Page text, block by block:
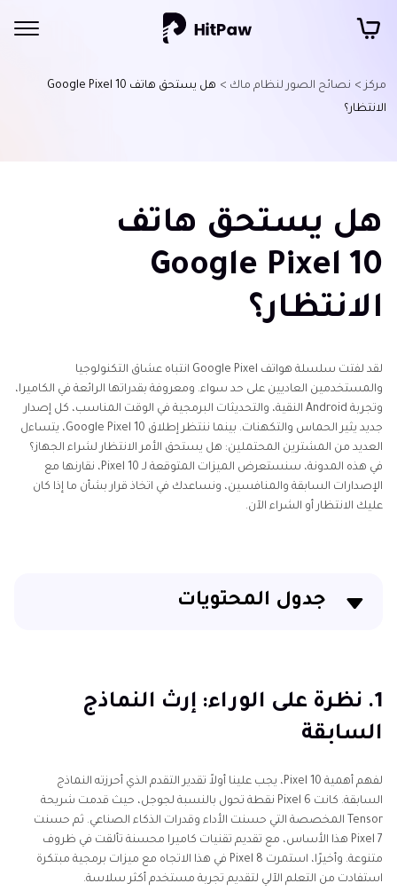
مركز > نصائح الصور لنظام ماك >
هل يستحق هاتف Google Pixel 10
الانتظار؟
هل يستحق هاتف
Google Pixel 10
الانتظار؟
لقد لفتت سلسلة هواتف Google Pixel انتباه عشاق التكنولوجيا
والمستخدمين العاديين على حد سواء. ومعروفة بقدراتها الرائعة في الكاميرا،
وتجربة Android النقية، والتحديثات البرمجية في الوقت المناسب، كل إصدار
جديد يثير الحماس والتكهنات. بينما ننتظر إطلاق Google Pixel 10، يتساءل
العديد من المشترين المحتملين: هل يستحق الأمر الانتظار لشراء الجهاز؟
في هذه المدونة، سنستعرض الميزات المتوقعة لـ Pixel 10، نقارنها مع
الإصدارات السابقة والمنافسين، ونساعدك في اتخاذ قرار بشأن ما إذا كان
عليك الانتظار أو الشراء الآن.
جدول المحتويات
3. التنافس في سوق مزدحم
4. استراتيجية التسعير والقيمة
5. ميزة البرمجيات
6. الميزات المتوقعة وتكهنات المستخدمين
1. نظرة على الوراء: إرث النماذج
السابقة
لفهم أهمية Pixel 10، يجب علينا أولاً تقدير التقدم الذي أحرزته النماذج
السابقة. كانت Pixel 6 نقطة تحول بالنسبة لجوجل، حيث قدمت شريحة
Tensor المخصصة التي حسنت الأداء وقدرات الذكاء الصناعي. ثم حسنت
Pixel 7 هذا الأساس، مع تقديم تقنيات كاميرا محسنة تألقت في ظروف
متنوعة. وأخيرًا، استمرت Pixel 8 في هذا الاتجاه مع ميزات برمجية مبتكرة
استفادت من التعلم الآلي لتقديم تجربة مستخدم أكثر سلاسة.